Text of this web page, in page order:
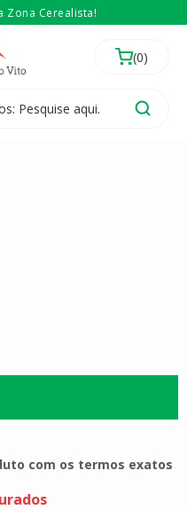
Zona Cerealista!
de São Paulo!
no atacado
com os termos exatos